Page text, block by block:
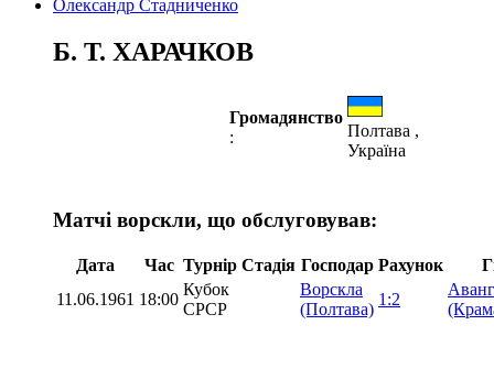
Олександр Стадниченко
Б. Т. ХАРАЧКОВ
Громадянство
:
Полтава ,
Україна
Матчі ворскли, що обслуговував:
Дата Час Турнір Стадія Господар Рахунок
11.06.1961 18:00
Кубок
СРСР
Ворскла
(Полтава)
1:2